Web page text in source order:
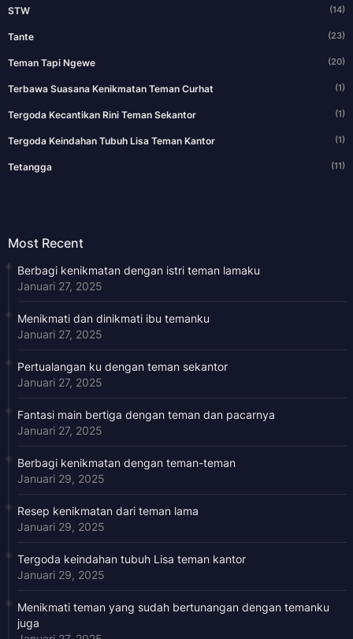
STW (14)
Tante (23)
Teman Tapi Ngewe (20)
Terbawa Suasana Kenikmatan Teman Curhat (1)
Tergoda Kecantikan Rini Teman Sekantor (1)
Tergoda Keindahan Tubuh Lisa Teman Kantor (1)
Tetangga (11)
Most Recent
Berbagi kenikmatan dengan istri teman lamaku
Januari 27, 2025
Menikmati dan dinikmati ibu temanku
Januari 27, 2025
Pertualangan ku dengan teman sekantor
Januari 27, 2025
Fantasi main bertiga dengan teman dan pacarnya
Januari 27, 2025
Berbagi kenikmatan dengan teman-teman
Januari 29, 2025
Resep kenikmatan dari teman lama
Januari 29, 2025
Tergoda keindahan tubuh Lisa teman kantor
Januari 29, 2025
Menikmati teman yang sudah bertunangan dengan temanku
juga